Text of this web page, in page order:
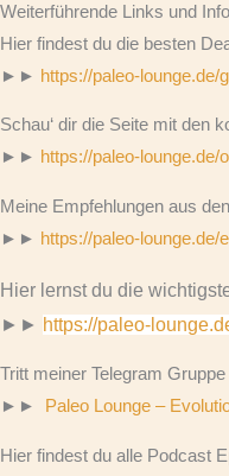
Weiterführende Links und
Hier findest du die besten
►► https://paleo-lounge.de/
Schau‘ dir die Seite mit den
►► https://paleo-lounge.de/
Meine Empfehlungen aus
►► https://paleo-lounge.de/
Hier lernst du die
►► https://paleo-
Tritt meiner Telegram
►►
Paleo Lounge –
Hier findest du alle Podcast